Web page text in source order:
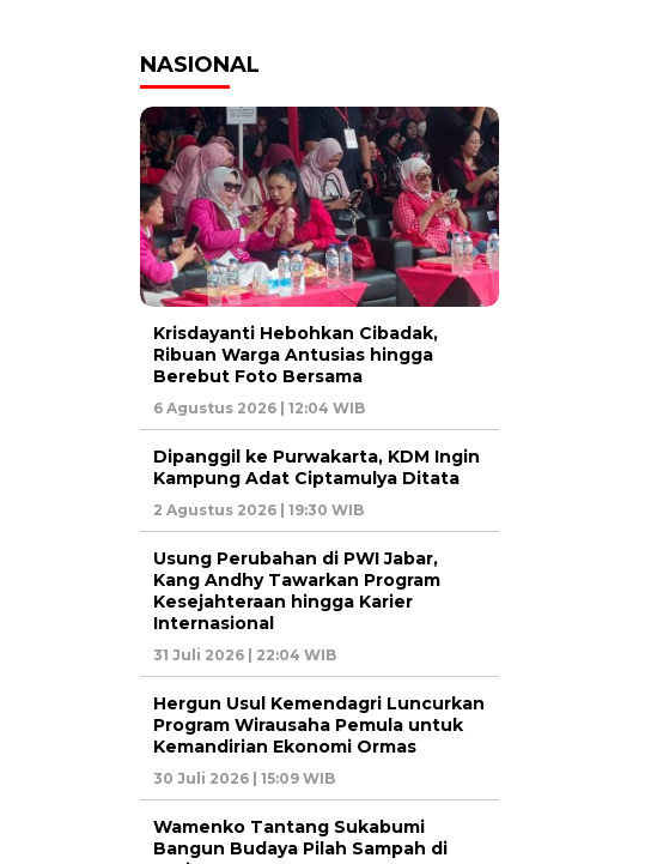
NASIONAL
Krisdayanti Hebohkan Cibadak,
Ribuan Warga Antusias hingga
Berebut Foto Bersama
6 Agustus 2026 | 12:04 WIB
Dipanggil ke Purwakarta, KDM Ingin
Kampung Adat Ciptamulya Ditata
2 Agustus 2026 | 19:30 WIB
Usung Perubahan di PWI Jabar,
Kang Andhy Tawarkan Program
Kesejahteraan hingga Karier
Internasional
31 Juli 2026 | 22:04 WIB
Hergun Usul Kemendagri Luncurkan
Program Wirausaha Pemula untuk
Kemandirian Ekonomi Ormas
30 Juli 2026 | 15:09 WIB
Wamenko Tantang Sukabumi
Bangun Budaya Pilah Sampah di